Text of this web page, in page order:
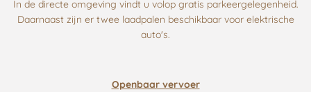
In de directe omgeving vindt u volop gratis parkeergelegenheid.
Daarnaast zijn er twee laadpalen beschikbaar voor elektrische
auto's.
Openbaar vervoer